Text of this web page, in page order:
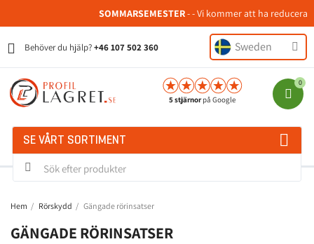
SOMMARSEMESTER- - Vi kommer att ha reducerad
Behöver du hjälp?+46 107 502 360 Sweden
5 stjärnorpå Google
SE VÅRT SORTIMENT
Hem Rörskydd Gängade rörinsatser
GÄNGADE RÖRINSATSER